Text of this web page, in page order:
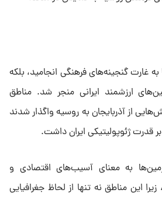
به غارت گنجینه‌های فرهنگی انجامید، بلکه
ارزشمند ایرانی منجر شد. مناطق
از آذربایجان به روسیه واگذار شدند
قدرت ژئوپولیتیکی ایران داشت.
به معنای آسیب‌های اقتصادی و
زیرا این مناطق نه تنها از لحاظ جغرافیایی